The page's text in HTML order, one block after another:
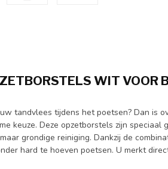
WIT VOOR
tandvlees tijdens het poetsen? Dan is
keuze. Deze opzetborstels zijn speciaal
grondige reiniging. Dankzij de
hard te hoeven poetsen. U merkt